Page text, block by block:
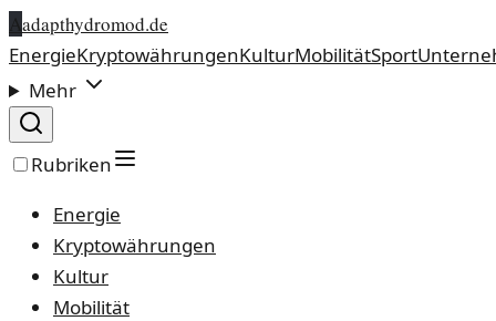
Aadapthydromod.de
EnergieKryptowährungenKulturMobilitätSport
Mehr
Rubriken
Energie
Kryptowährungen
Kultur
Mobilität